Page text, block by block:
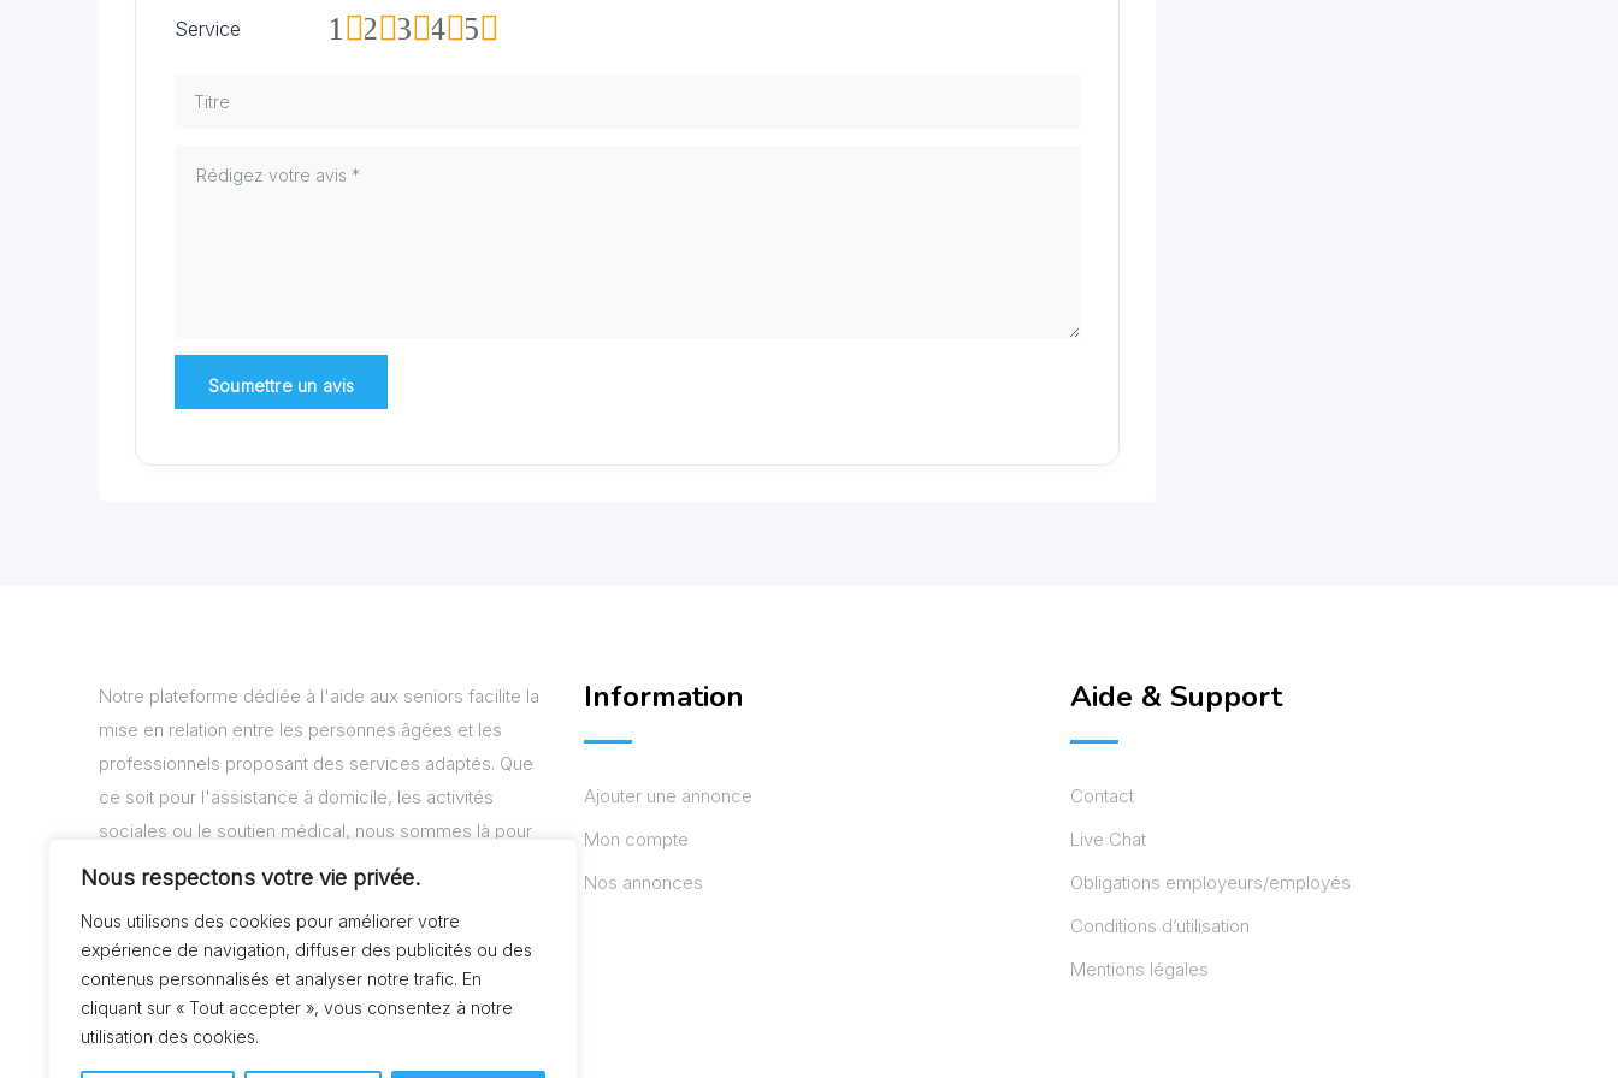
Nous respectons votre vie privée.
Nous utilisons des cookies pour améliorer votre
expérience de navigation, diffuser des publicités ou des
contenus personnalisés et analyser notre trafic. En
cliquant sur « Tout accepter », vous consentez à notre
utilisation des cookies.
Service 5
4
3
2
1
Notre plateforme dédiée à l'aide aux seniors facilite la
mise en relation entre les personnes âgées et les
professionnels proposant des services adaptés. Que
ce soit pour l'assistance à domicile, les activités
sociales ou le soutien médical, nous sommes là pour
vous aider à trouver les solutions adaptées à vos
Information
Ajouter une annonce
Mon compte
Nos annonces
Aide & Support
Contact
Live Chat
Obligations employeurs/employés
Conditions d’utilisation
Mentions légales